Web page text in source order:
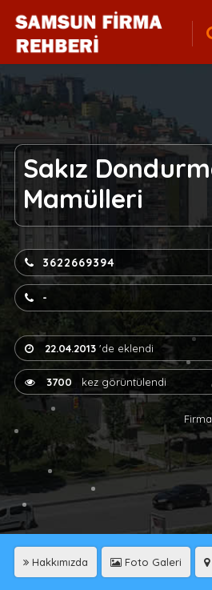
Sakız
Mamülleri
3622669394
-
22.04.2013'de eklendi
3700 kez görüntülendi
Hakkımızda Foto Galeri